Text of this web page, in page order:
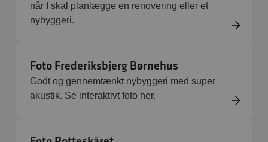
når I skal planlægge en renovering eller et
nybyggeri.
Foto Frederiksbjerg Børnehus
Godt og gennemtænkt nybyggeri med super
akustik. Se interaktivt foto her.